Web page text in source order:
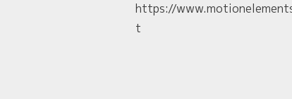
https://
t